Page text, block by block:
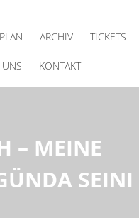
ARCHIV TICKETS
KONTAKT
– MEINE
SEINI